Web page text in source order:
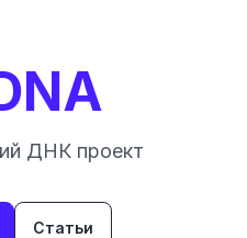
ДНК проект
Статьи